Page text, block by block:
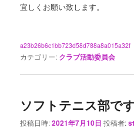
宜しくお願い致します。
a23b26b6c1bb723d58d788a8a015a32f
カテゴリー: クラブ活動委員会
ソフトテニス部で
投稿日時:2021年7月10日 投稿者: